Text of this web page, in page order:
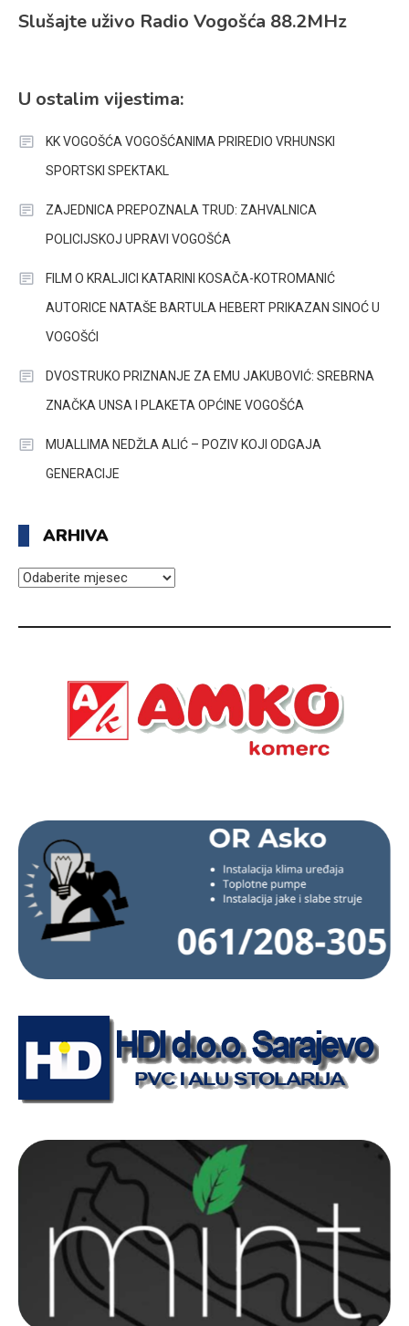
Slušajte uživo Radio Vogošća 88.2MHz
U ostalim vijestima:
KK VOGOŠĆA VOGOŠĆANIMA PRIREDIO VRHUNSKI
SPORTSKI SPEKTAKL
ZAJEDNICA PREPOZNALA TRUD: ZAHVALNICA
POLICIJSKOJ UPRAVI VOGOŠĆA
FILM O KRALJICI KATARINI KOSAČA-KOTROMANIĆ
AUTORICE NATAŠE BARTULA HEBERT PRIKAZAN SINOĆ U
VOGOŠĆI
DVOSTRUKO PRIZNANJE ZA EMU JAKUBOVIĆ: SREBRNA
ZNAČKA UNSA I PLAKETA OPĆINE VOGOŠĆA
MUALLIMA NEDŽLA ALIĆ – POZIV KOJI ODGAJA
GENERACIJE
ARHIVA
ARHIVA